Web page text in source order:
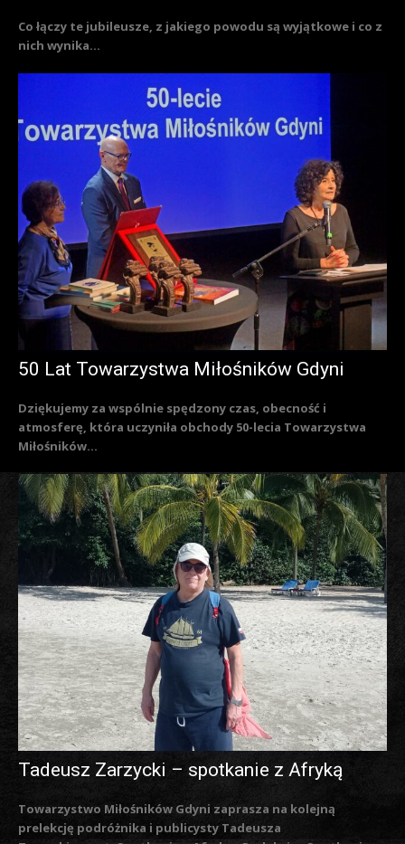
Co łączy te jubileusze, z jakiego powodu są wyjątkowe i co z
nich wynika...
50 Lat Towarzystwa Miłośników Gdyni
Dziękujemy za wspólnie spędzony czas, obecność i
atmosferę, która uczyniła obchody 50-lecia Towarzystwa
Miłośników...
Tadeusz Zarzycki – spotkanie z Afryką
Towarzystwo Miłośników Gdyni zaprasza na kolejną
prelekcję podróżnika i publicysty Tadeusza